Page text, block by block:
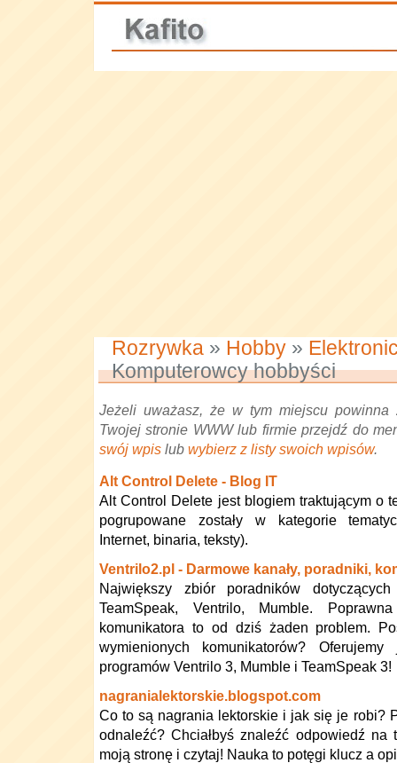
Rozrywka » Hobby »
Komputerowcy hobbyści
Jeżeli uważasz, że w tym miejscu powinna
Twojej stronie WWW lub firmie przejdź do
swój wpis lub wybierz z listy swoich wpisów.
Alt Control Delete - Blog IT
Alt Control Delete jest blogiem traktującym o
pogrupowane zostały w kategorie
Internet, binaria, teksty).
Ventrilo2.pl - Darmowe kanały, poradniki,
Największy zbiór poradników dotyczących
TeamSpeak, Ventrilo, Mumble.
komunikatora to od dziś żaden problem.
wymienionych komunikatorów?
programów Ventrilo 3, Mumble i TeamSpeak 3!
nagranialektorskie.blogspot.com
Co to są nagrania lektorskie i jak się je robi?
odnaleźć? Chciałbyś znaleźć odpowiedź
moją stronę i czytaj! Nauka to potęgi klucz a